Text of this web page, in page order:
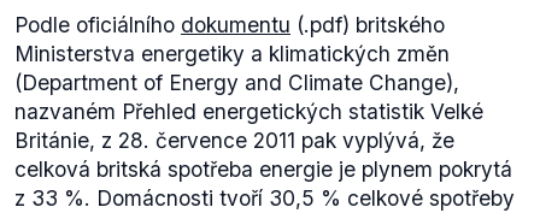
Podle oficiálního dokumentu (.pdf) britského
Ministerstva energetiky a klimatických změn
(Department of Energy and Climate Change),
nazvaném Přehled energetických statistik Velké
Británie, z 28. července 2011 pak vyplývá, že
celková britská spotřeba energie je plynem pokrytá
z 33 %. Domácnosti tvoří 30,5 % celkové spotřeby